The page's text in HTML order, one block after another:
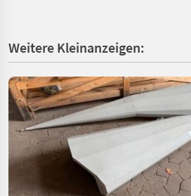
Weitere Kleinanzeigen: